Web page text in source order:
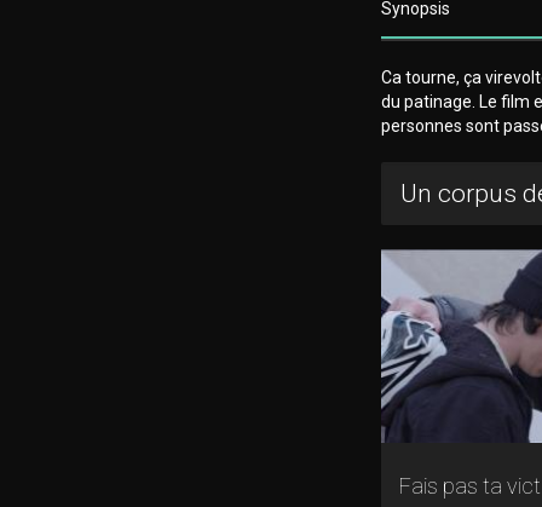
Synopsis
Ca tourne, ça
du patinage. Le film
personnes sont
Un corpus
Fais pas ta